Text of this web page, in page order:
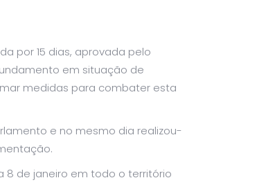
por 15 dias, aprovada pelo
em situação de
medidas para combater esta
e no mesmo dia realizou-
8 de janeiro em todo o território